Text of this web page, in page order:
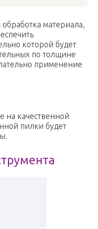
материала,
которой будет
по толщине
применение
на качественной
пилки будет